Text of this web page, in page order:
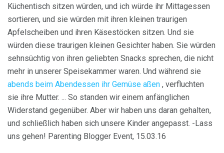
Küchentisch sitzen würden, und ich würde ihr Mittagessen
sortieren, und sie würden mit ihren kleinen traurigen
Apfelscheiben und ihren Käsestöcken sitzen. Und sie
würden diese traurigen kleinen Gesichter haben. Sie würden
sehnsüchtig von ihren geliebten Snacks sprechen, die nicht
mehr in unserer Speisekammer waren. Und während sie
abends beim Abendessen ihr Gemüse aßen , verfluchten
sie ihre Mutter. ... So standen wir einem anfänglichen
Widerstand gegenüber. Aber wir haben uns daran gehalten,
und schließlich haben sich unsere Kinder angepasst. -Lass
uns gehen! Parenting Blogger Event, 15.03.16